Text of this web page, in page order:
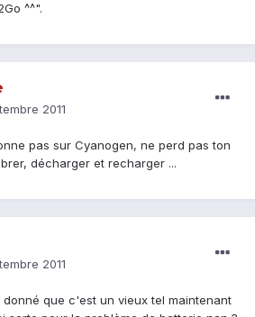
^^".
2011
pas sur Cyanogen, ne perd pas ton
décharger et recharger ...
2011
que c'est un vieux tel maintenant